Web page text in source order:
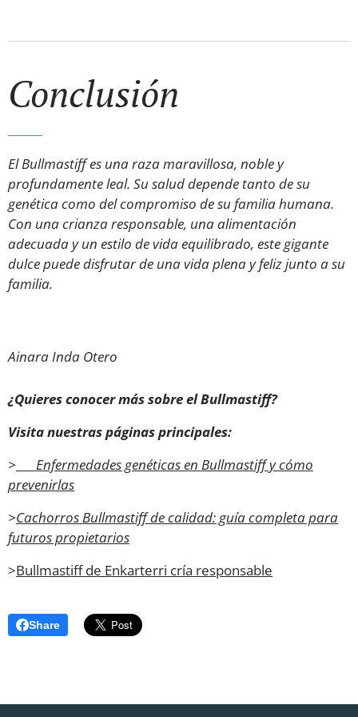
Conclusión
El Bullmastiff es una raza maravillosa, noble y
profundamente leal. Su salud depende tanto de su
genética como del compromiso de su familia humana.
Con una crianza responsable, una alimentación
adecuada y un estilo de vida equilibrado, este gigante
dulce puede disfrutar de una vida plena y feliz junto a su
familia.
Ainara Inda Otero
¿Quieres conocer más sobre el Bullmastiff?
Visita nuestras páginas principales:
> 🐶 Enfermedades genéticas en Bullmastiff y cómo
prevenirlas
>Cachorros Bullmastiff de calidad: guía completa para
futuros propietarios
>Bullmastiff de Enkarterri cría responsable
Share